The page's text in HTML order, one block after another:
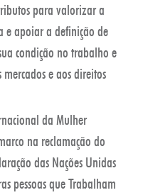
para valorizar a
e apoiar a definição de
condição no trabalho e
mercados e aos direitos
da Mulher
na reclamação do
das Nações Unidas
pessoas que Trabalham